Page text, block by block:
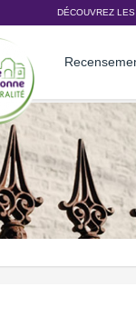
DÉCOUVREZ